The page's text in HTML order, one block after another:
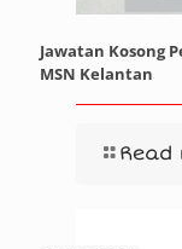
Jawatan Kosong
MSN Kelantan
Read